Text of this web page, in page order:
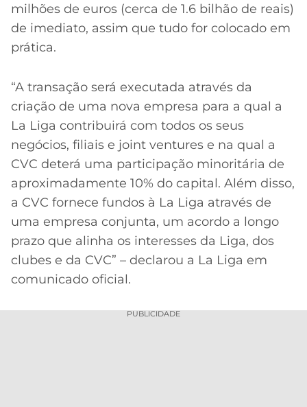
milhões de euros (cerca de 1.6 bilhão de reais)
de imediato, assim que tudo for colocado em
prática.
“A transação será executada através da
criação de uma nova empresa para a qual a
La Liga contribuirá com todos os seus
negócios, filiais e joint ventures e na qual a
CVC deterá uma participação minoritária de
aproximadamente 10% do capital. Além disso,
a CVC fornece fundos à La Liga através de
uma empresa conjunta, um acordo a longo
prazo que alinha os interesses da Liga, dos
clubes e da CVC” – declarou a La Liga em
comunicado oficial.
PUBLICIDADE